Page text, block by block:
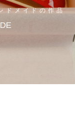
ドメイドの作品